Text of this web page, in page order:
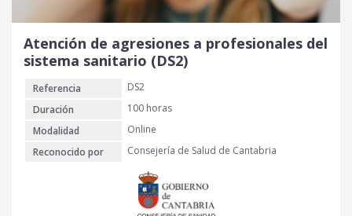
Atención de agresiones a profesionales del
sistema sanitario (DS2)
Referencia
DS2
Duración
100 horas
Modalidad
Online
Reconocido por
Consejería de Salud de Cantabria